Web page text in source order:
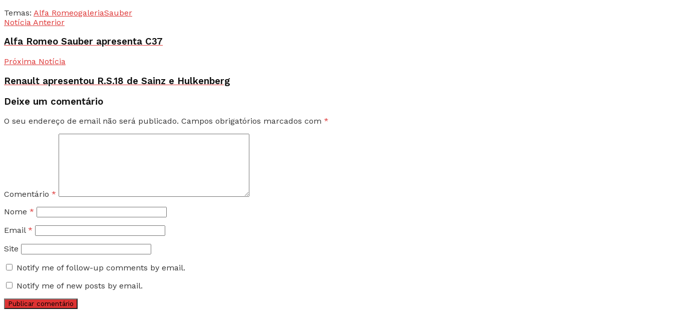
Temas: Alfa RomeogaleriaSauber
Notícia Anterior
Alfa Romeo Sauber apresenta C37
Próxima Notícia
Renault apresentou R.S.18 de Sainz e Hulkenberg
Deixe um comentário
O seu endereço de email não será publicado. Campos obrigatórios marcados com *
Comentário *
Nome *
Email *
Site
Notify me of follow-up comments by email.
Notify me of new posts by email.